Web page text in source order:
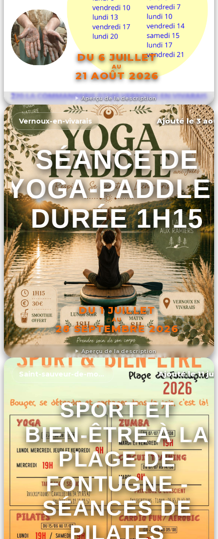
Aperçu de la description
DU 6 JUILLET
AU
21 AOÛT 2026
DÉCOUVRIR L'ÉVÉNEMENT
Aperçu de la description
Vernoux-en-vivarais Ajouté le 3
SÉANCE DE
YOGA-PADDLE
DURÉE 1H15
DU 1 JUILLET
AU
28 SEPTEMBRE 2026
DÉCOUVRIR L'ÉVÉNEMENT
Saint-sauveur-de-montagut Ajouté le 11
SPORT ET
BIEN-ÊTRE À LA
PLAGE DE
FONTUGNE -
SÉANCES DE
PILATES